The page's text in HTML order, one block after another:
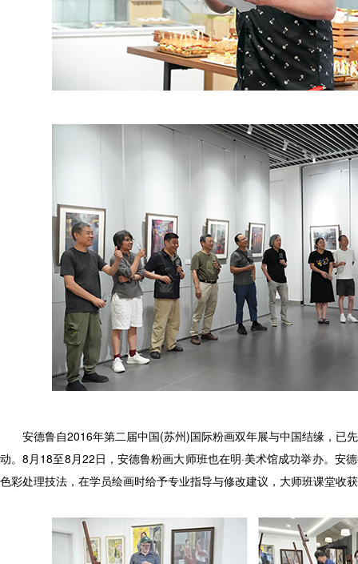
安德鲁自2016年第二届中国(苏州)国际粉画双年展与中国结缘，已
动。8月18至8月22日，安德鲁粉画大师班也在明·美术馆成功举办。安
色彩处理技法，在学员绘画时给予专业指导与修改建议，大师班课堂收